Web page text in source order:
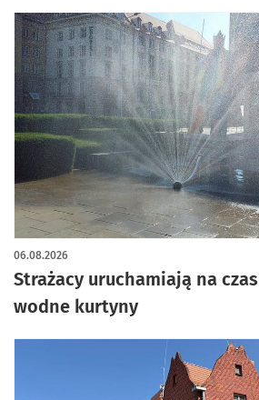
Strażacy uruchamiają na
wodne kurtyny
06.08.2026